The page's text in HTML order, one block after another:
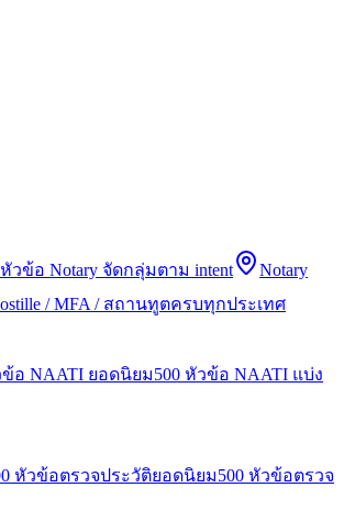
หัวข้อ Notary จัดกลุ่มตาม intent
Notary
/ MFA / สถานทูตครบทุกประเทศ
ข้อ NAATI ยอดนิยม500 หัวข้อ NAATI แบ่ง
หัวข้อตรวจประวัติยอดนิยม500 หัวข้อตรวจ